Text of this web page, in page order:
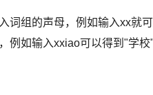
组的声母，例如输入xx就
例如输入xxiao可以得到"学